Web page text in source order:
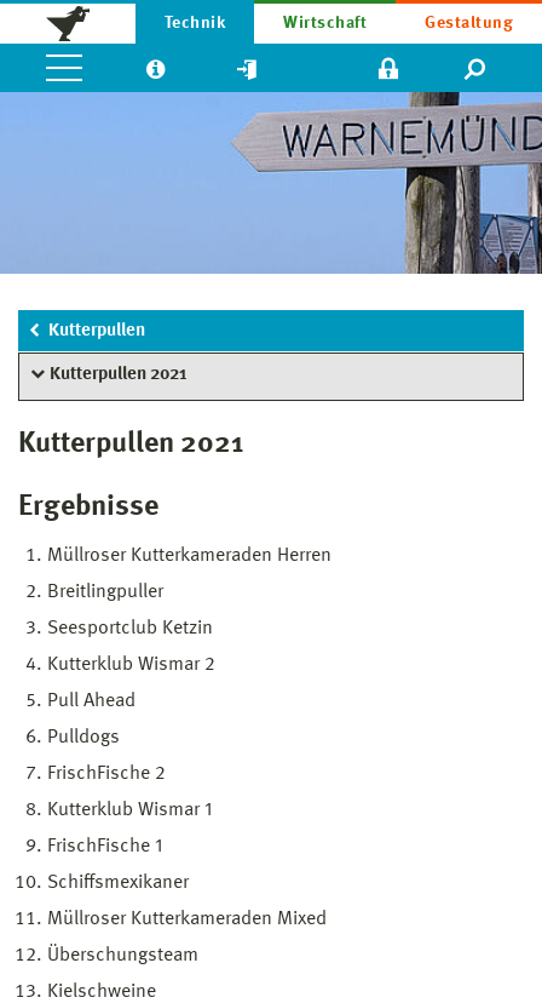
Technik Wirtschaft Gestaltung
Kutterpullen
Kutterpullen 2021
Kutterpullen 2021
Ergebnisse
Müllroser Kutterkameraden Herren
Breitlingpuller
Seesportclub Ketzin
Kutterklub Wismar 2
Pull Ahead
Pulldogs
FrischFische 2
Kutterklub Wismar 1
FrischFische 1
Schiffsmexikaner
Müllroser Kutterkameraden Mixed
Überschungsteam
Kielschweine